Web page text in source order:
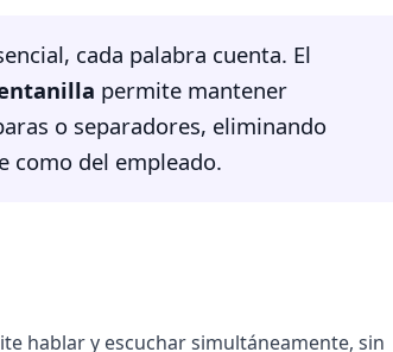
cada palabra cuenta. El
permite mantener
o separadores, eliminando
como del empleado.
hablar y escuchar simultáneamente, sin